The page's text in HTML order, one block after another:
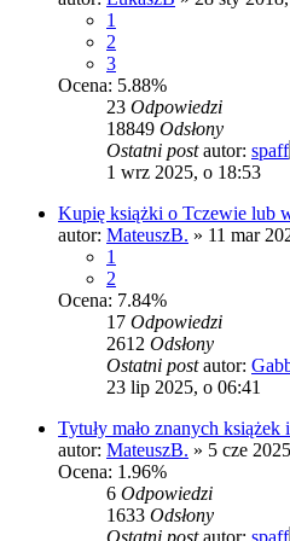
1
2
3
Ocena: 5.88%
23 Odpowiedzi
18849 Odsłony
Ostatni postautor: spaff
1 wrz 2025, o 18:53
Kupię książki o Tczewie lub
autor: MateuszB. » 11 mar
1
2
Ocena: 7.84%
17 Odpowiedzi
2612 Odsłony
Ostatni postautor:
23 lip 2025, o 06:41
Tytuły mało znanych
autor: MateuszB. » 5 cze
Ocena: 1.96%
6 Odpowiedzi
1633 Odsłony
Ostatni postautor: spaff